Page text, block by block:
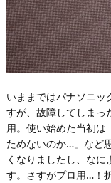
いままではパナソニッ
すが、故障してしまっ
用。使い始めた当初は
ためないのか…」など
くなりましたし、な
す。さすがプロ用…！